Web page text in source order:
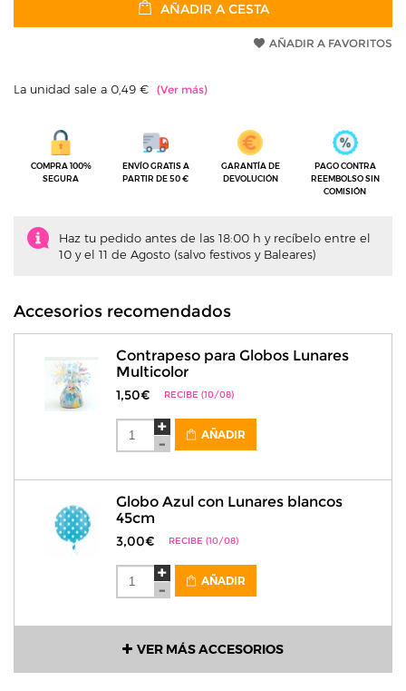
AÑADIR A CESTA
AÑADIR A FAVORITOS
La unidad sale a 0,49 €
COMPRA 100%
SEGURA
ENVÍO GRATIS A
PARTIR DE 50 €
GARANTÍA DE
DEVOLUCIÓN
PAGO CONTRA
REEMBOLSO SIN
COMISIÓN
Haz tu pedido antes de las 18:00 h y recíbelo entre el
10 y el 11 de Agosto (salvo festivos y Baleares)
Accesorios recomendados
Contrapeso para Globos Lunares
Multicolor
1,50€ RECIBE (10/08)
AÑADIR
Globo Azul con Lunares blancos
45cm
3,00€ RECIBE (10/08)
AÑADIR
VER MÁS ACCESORIOS